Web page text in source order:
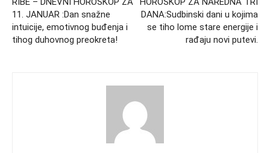
11. JANUAR :Dan snažne
intuicije, emotivnog buđenja i
tihog duhovnog preokreta!
DANA:Sudbinski dani u kojima
se tiho lome stare energije i
rađaju novi putevi.